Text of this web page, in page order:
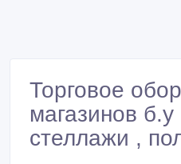
Торговое
магазинов
стеллажи ,